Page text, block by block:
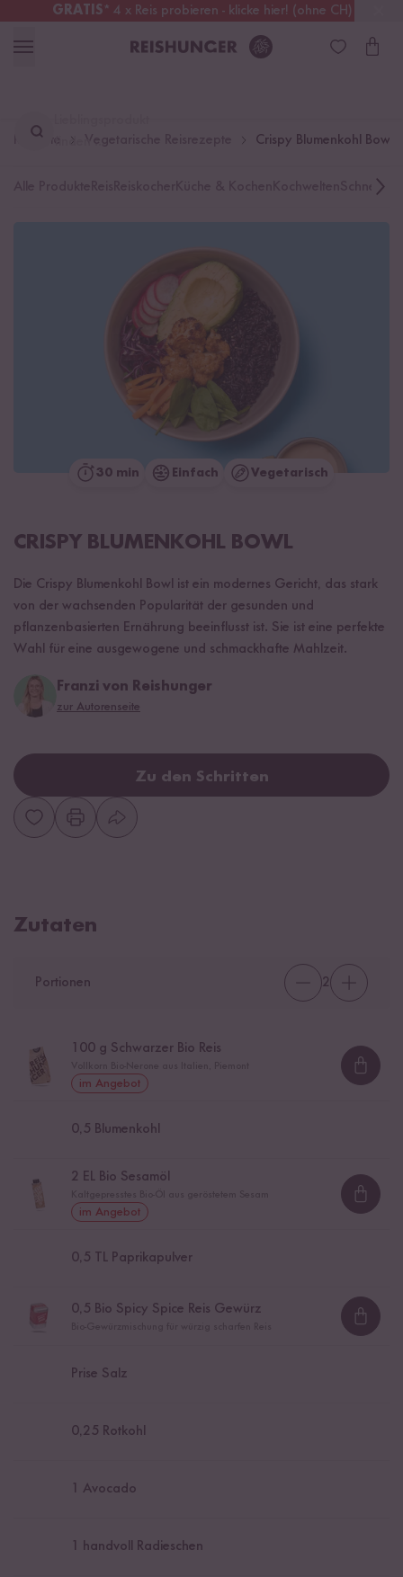
GRATIS* 4 x Reis probieren - klicke hier! (ohne CH)
Deutschland Kostenloser Versand
finden ...
Rezepte Crispy Blumenkohl Bowl
Schnelle
30 min Einfach Vegetarisch
CRISPY BLUMENKOHL BOWL
Die Crispy Blumenkohl Bowl ist ein modernes Gericht, das stark
von der wachsenden Popularität der gesunden und
pflanzenbasierten Ernährung beeinflusst ist. Sie ist eine perfekte
Wahl für eine ausgewogene und schmackhafte Mahlzeit.
Franzi von Reishunger
zur Autorenseite
Zu den Schritten
Zutaten
Portionen 2
100 g Schwarzer Bio Reis
im Angebot
0,5 Blumenkohl
2 EL Bio Sesamöl
im Angebot
0,5 TL Paprikapulver
0,5 Bio Spicy Spice Reis Gewürz
Prise Salz
0,25 Rotkohl
1 Avocado
1 handvoll Radieschen